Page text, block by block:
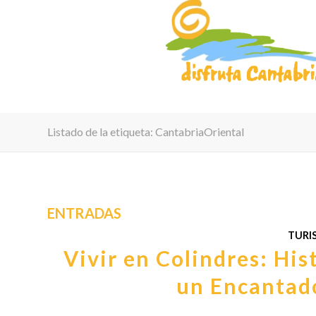
Listado de la etiqueta: CantabriaOriental
ENTRADAS
Vivir en Colindres:
un